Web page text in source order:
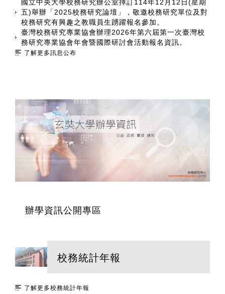
國立中央大學校務研究辦公室擇訂114年12月12日(星期
五)舉辦「2025校務研究論壇」，敬邀校務研究單位及對
校務研究有興趣之教職員生踴躍報名參加。
臺灣校務研究專業協會辦理2026年第六屆第一次臺灣校
務研究專業協會年會暨國際研討會活動報名資訊。
了解更多訊息公布
辦學資訊公開專區
校務統計年報
了解更多校務統計年報